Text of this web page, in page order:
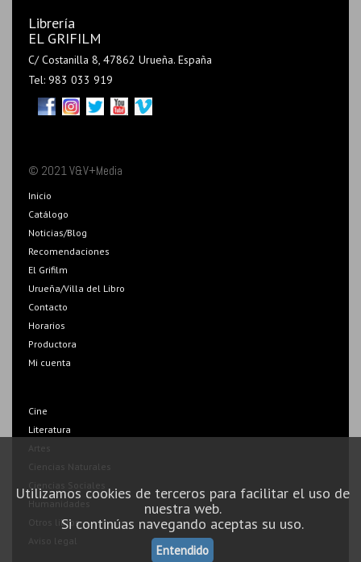
Utilizamos cookies de terceros para facilitar el uso de
nuestra web.
Si continúas navegando aceptas su uso.
Entendido
Librería
EL GRIFILM
C/ Costanilla 8, 47862 Urueña. España
Tel: 983 033 919
© 2021 V&V+Media
Inicio
Catálogo
Noticias/Blog
Recomendaciones
El Grifilm
Urueña/Villa del Libro
Contacto
Horarios
Productora
Mi cuenta
Cine
Literatura
Artes
Ciencias Naturales
Ciencias Sociales
Humanidades
Otros libros
Aviso legal